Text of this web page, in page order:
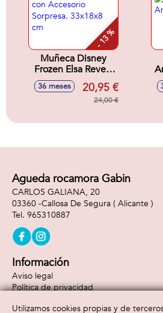
- 13 %
Muñeca Disney
Frozen Elsa Reveal
con Accesorio
Sorpresa. 33x18x8
36 meses 20,95 €
24,00 €
Agueda rocamora Gabin
CARLOS GALIANA, 20
03360 -Callosa De Segura ( Alicante )
965310887
Información
Aviso legal
Política de privacidad
Utilizamos cookies propias y de